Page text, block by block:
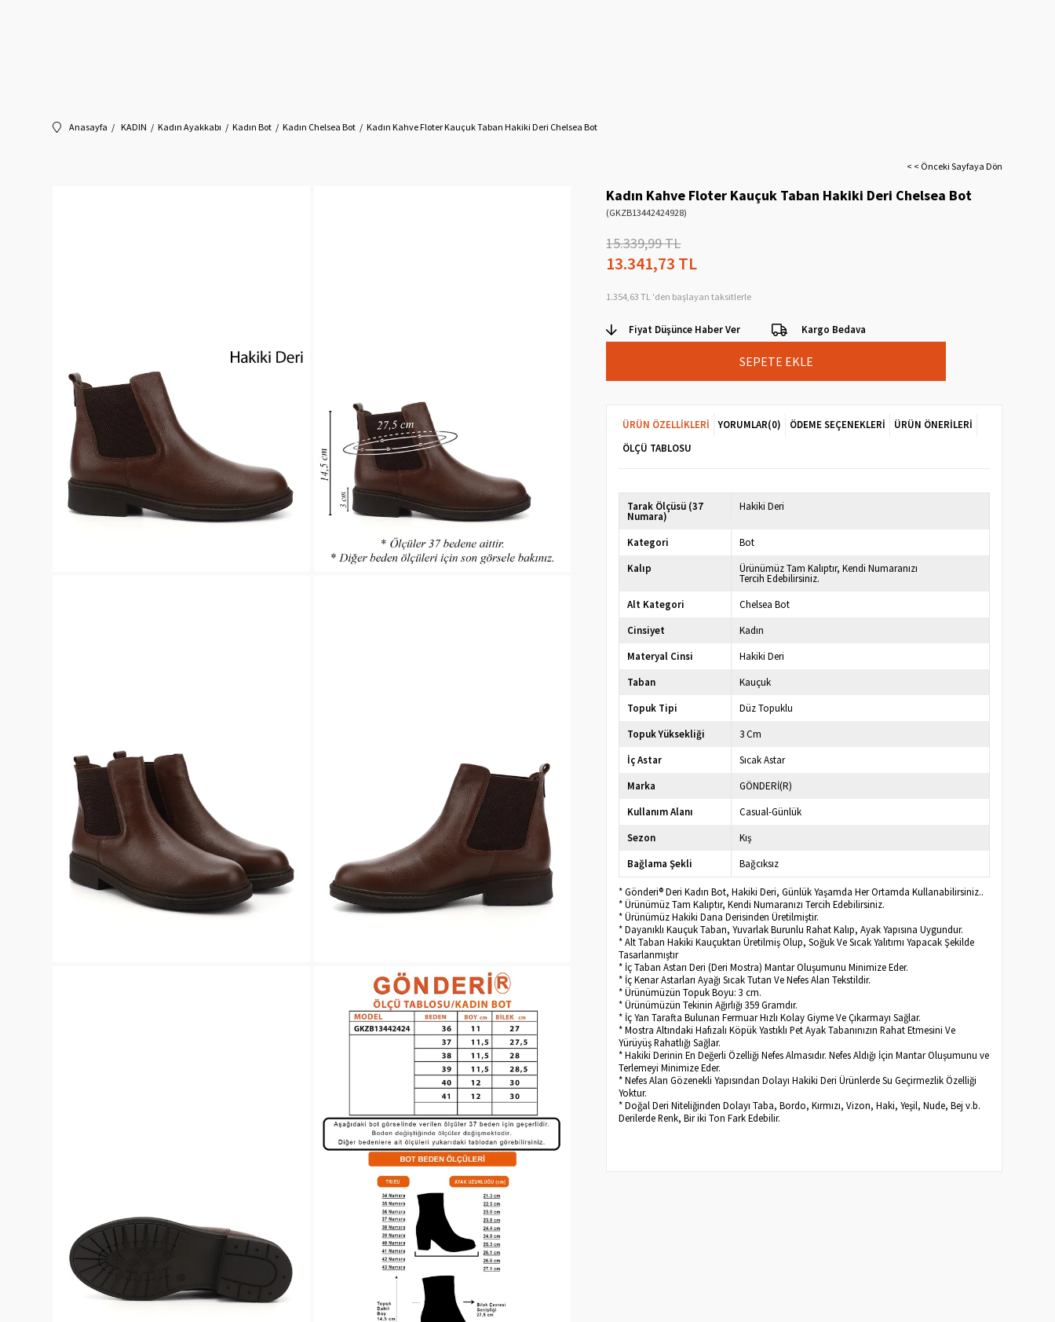
Anasayfa KADIN Kadın Ayakkabı Kadın Bot Kadın Chelsea Bot Kadın Kahve Floter Kauçuk Taban Hakiki Deri Chelsea Bot
< < Önceki Sayfaya Dön
Kadın Kahve Floter Kauçuk Taban Hakiki Deri Chelsea Bot
(GKZB13442424928)
15.339,99 TL
13.341,73 TL
1.354,63 TL 'den başlayan taksitlerle
Fiyat Düşünce Haber Ver Kargo Bedava
ÜRÜN ÖZELLIKLERI YORUMLAR(0) ÖDEME SEÇENEKLERI
ÜRÜN ÖNERILERI
ÖLÇÜ TABLOSU
Tarak Ölçüsü (37
Numara)
Hakiki Deri
Kategori
Bot
Kalıp
Ürünümüz Tam Kalıptır, Kendi Numaranızı
Tercih Edebilirsiniz.
Alt Kategori
Chelsea Bot
Cinsiyet
Kadın
Materyal Cinsi
Hakiki Deri
Taban
Kauçuk
Topuk Tipi
Düz Topuklu
Topuk Yüksekliği
3 Cm
İç Astar
Sıcak Astar
Marka
GÖNDERİ(R)
Kullanım Alanı
Casual-Günlük
Sezon
Kış
Bağlama Şekli
Bağcıksız
* Gönderi® Deri Kadın Bot, Hakiki Deri, Günlük Yaşamda Her Ortamda Kullanabilirsiniz..
* Ürünümüz Tam Kalıptır, Kendi Numaranızı Tercih Edebilirsiniz.
* Ürünümüz Hakiki Dana Derisinden Üretilmiştir.
* Dayanıklı Kauçuk Taban, Yuvarlak Burunlu Rahat Kalıp, Ayak Yapısına Uygundur.
* Alt Taban Hakiki Kauçuktan Üretilmiş Olup, Soğuk Ve Sıcak Yalıtımı Yapacak Şekilde
Tasarlanmıştır
* İç Taban Astarı Deri (Deri Mostra) Mantar Oluşumunu Minimize Eder.
* İç Kenar Astarları Ayağı Sıcak Tutan Ve Nefes Alan Tekstildir.
* Ürünümüzün Topuk Boyu: 3 cm.
* Ürünümüzün Tekinin Ağırlığı 359 Gramdır.
* İç Yan Tarafta Bulunan Fermuar Hızlı Kolay Giyme Ve Çıkarmayı Sağlar.
* Mostra Altındaki Hafızalı Köpük Yastıklı Pet Ayak Tabanınızın Rahat Etmesini Ve
Yürüyüş Rahatlığı Sağlar.
* Hakiki Derinin En Değerli Özelliği Nefes Almasıdır. Nefes Aldığı İçin Mantar Oluşumunu ve
Terlemeyi Minimize Eder.
* Nefes Alan Gözenekli Yapısından Dolayı Hakiki Deri Ürünlerde Su Geçirmezlik Özelliği
Yoktur.
* Doğal Deri Niteliğinden Dolayı Taba, Bordo, Kırmızı, Vizon, Haki, Yeşil, Nude, Bej v.b.
Derilerde Renk, Bir iki Ton Fark Edebilir.